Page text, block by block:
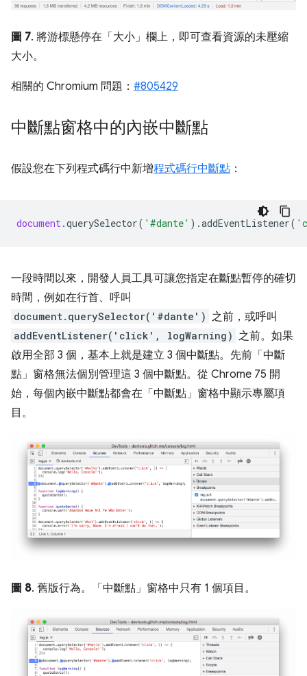
圖 7. 將游標懸停在「大小」欄上，即可查看資源的未壓縮
大小。
相關的 Chromium 問題： #805429
中斷點窗格中的內嵌中斷點
假設您在下列程式碼行中新增程式碼行中斷點 ：
document .querySelector( '#dante' ).addEventListener(
一段時間以來，開發人員工具可讓您指定在斷點暫停的確切
時間，例如在行首、呼叫
document.querySelector('#dante') 之前，或呼叫
addEventListener('click', logWarning) 之前。如果
啟用全部 3 個，基本上就是建立 3 個中斷點。先前「中斷
點」 窗格無法個別管理這 3 個中斷點。從 Chrome 75 開
始，每個內嵌中斷點都會在「中斷點」 窗格中顯示專屬項
目。
圖 8. 舊版行為。「中斷點」 窗格中只有 1 個項目。